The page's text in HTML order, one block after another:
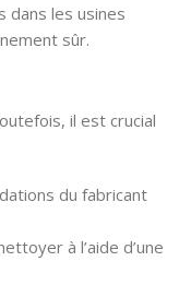
dans les usines
sûr.
il est crucial
du fabricant
à l’aide d’une